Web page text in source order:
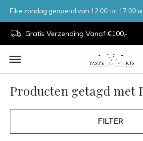
Gratis Verzending Vanaf €100,-
Elke zondag geopend van 12:00 tot 17:00
Producten getagd met
FILTER